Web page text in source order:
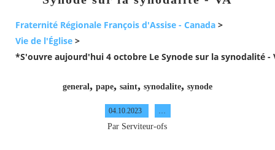
Fraternité Régionale François d'Assise - Canada >
Vie de l'Église >
*S'ouvre aujourd'hui 4 octobre Le Synode sur la synodalité -
general , pape, saint, synodalite, synode
04.10.2023
Par Serviteur-ofs